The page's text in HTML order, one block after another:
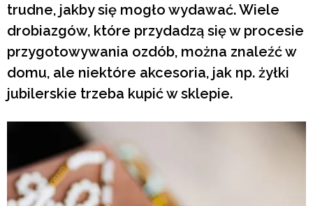
trudne, jakby się mogło wydawać. Wiele
drobiazgów, które przydadzą się w procesie
przygotowywania ozdób, można znaleźć w
domu, ale niektóre akcesoria, jak np. żyłki
jubilerskie trzeba kupić w sklepie.